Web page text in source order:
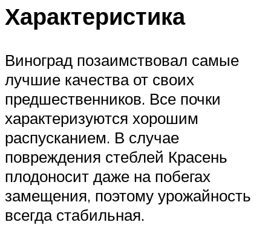
Характеристика
Виноград позаимствовал самые
лучшие качества от своих
предшественников. Все почки
характеризуются хорошим
распусканием. В случае
повреждения стеблей Красень
плодоносит даже на побегах
замещения, поэтому урожайность
всегда стабильная.